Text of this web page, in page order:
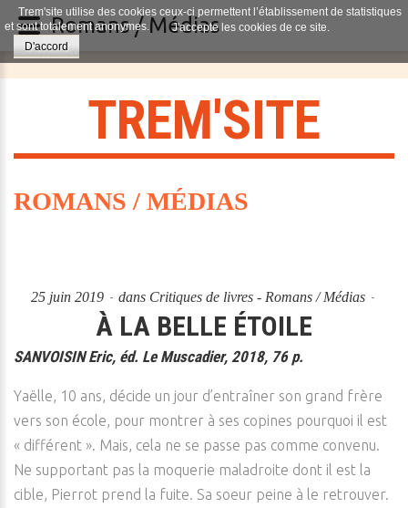
TREM'SITE
ROMANS / MÉDIAS
25 juin 2019 dans Critiques de livres - Romans / Médias
À LA BELLE ÉTOILE
SANVOISIN Eric, éd. Le Muscadier, 2018, 76 p.
Yaëlle, 10 ans, décide un jour d’entraîner son grand frère
vers son école, pour montrer à ses copines pourquoi il est
« différent ». Mais, cela ne se passe pas comme convenu.
Ne supportant pas la moquerie maladroite dont il est la
cible, Pierrot prend la fuite. Sa soeur peine à le retrouver.
Trem'site utilise des cookies ceux-ci permettent l’établissement de statistiques
et sont totalement anonymes.
J'accepte les cookies de ce site.
D'accord
Romans / Médias